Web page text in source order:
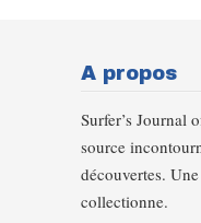
A propos
Surfer’s Journal
source
découvertes.
collectionne.